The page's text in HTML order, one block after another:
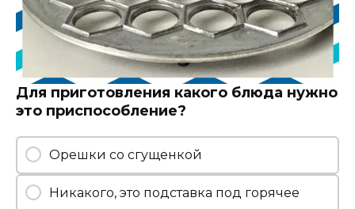
Для приготовления какого блюда нужно
это приспособление?
Орешки со сгущенкой
Никакого, это подставка под горячее